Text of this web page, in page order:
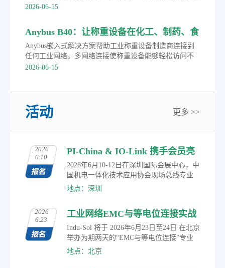
化转型的一大亮点。
简单的方法是使用Anybus的现成产品和专业知识。
2026-06-15
Anybus B40：让称重设备在化工、制药、食
品行业任意切换PROFINET等主流协议
Anybus嵌入式解决方案帮助工业称重设备制造商连接到
任何工业网络。多网络连接使称重设备能够轻松访问不
同的控制系统，加快了上市时间。
2026-06-15
活动 更多 >>
2026
6.10
PI-China & IO-Link 携手会员亮
相2026华南国际工业博览会
2026年6月10-12日在深圳国际会展中心，中
国机电一体化技术应用协会现场总线专业
委员会（PI-China）作为常驻展商，携手PI-
成果与创新应用，涵盖丰富多元的数字化
转型通信解决方案。届时，观众可参与现
场技术交流、合作洽谈，深度洞察自动化
地点：深圳
2026
6.23
工业网络EMC与等电位连接实战
培训通知
Indu-Sol 将于 2026年6月23日至24日 在北京
举办为期两天的“EMC与等电位连接”专业
培训课程。通过理论讲解、案例分析与现
地点：北京